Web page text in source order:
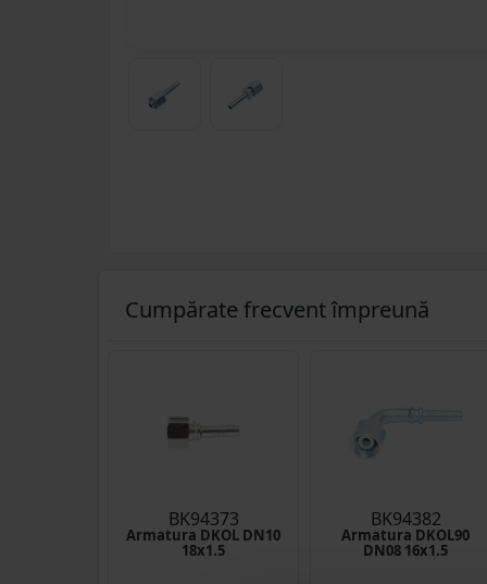
Cumpărate frecvent împreună
BK94373
Armatura DKOL DN10
18x1.5
BK94382
Armatura DKOL90
DN08 16x1.5